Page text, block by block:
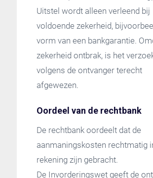
Uitstel wordt alleen verleend bij
voldoende zekerheid,
vorm van een bankgarantie.
zekerheid ontbrak, is het
volgens de ontvanger terecht
afgewezen.
Oordeel van de rechtbank
De rechtbank oordeelt dat de
aanmaningskosten rechtmatig
rekening zijn gebracht.
De Invorderingswet geeft de